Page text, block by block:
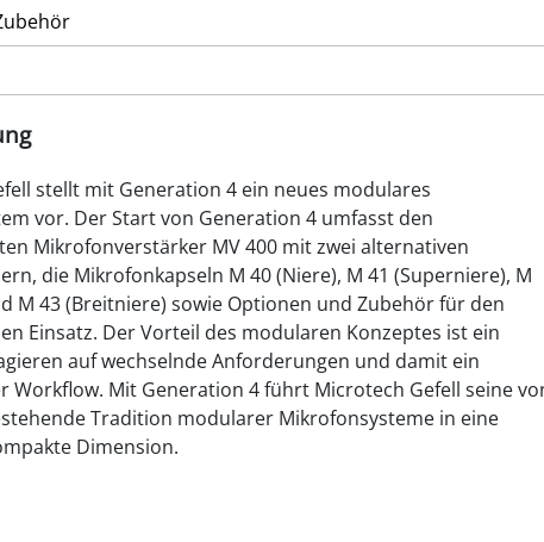
stellt mit Generation 4 ein neues modulares
vor. Der Start von Generation 4 umfasst den
Mikrofonverstärker MV 400 mit zwei alternativen
die Mikrofonkapseln M 40 (Niere), M 41 (Superniere), M
M 43 (Breitniere) sowie Optionen und Zubehör für den
Einsatz. Der Vorteil des modularen Konzeptes ist ein
auf wechselnde Anforderungen und damit ein
Workflow. Mit Generation 4 führt Microtech Gefell seine
Tradition modularer Mikrofonsysteme in eine
Dimension.